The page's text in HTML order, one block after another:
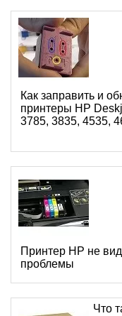
Как заправить и
принтеры HP
3785, 3835, 4535,
Принтер HP не
проблемы
Что